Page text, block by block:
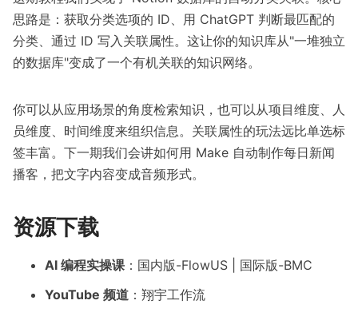
思路是：获取分类选项的 ID、用 ChatGPT 判断最匹配的
分类、通过 ID 写入关联属性。这让你的知识库从"一堆独立
的数据库"变成了一个有机关联的知识网络。
你可以从应用场景的角度检索知识，也可以从项目维度、人
员维度、时间维度来组织信息。关联属性的玩法远比单选标
签丰富。下一期我们会讲如何用 Make 自动制作每日新闻
播客，把文字内容变成音频形式。
资源下载
AI 编程实操课 ： 国内版-FlowUS
国际版-BMC
YouTube 频道 ： 翔宇工作流